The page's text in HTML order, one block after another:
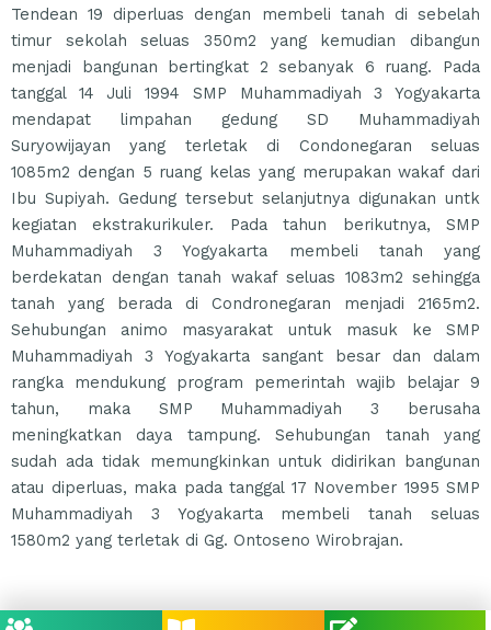
Tendean 19 diperluas dengan membeli tanah di sebelah
timur sekolah seluas 350m2 yang kemudian dibangun
menjadi bangunan bertingkat 2 sebanyak 6 ruang. Pada
tanggal 14 Juli 1994 SMP Muhammadiyah 3 Yogyakarta
mendapat limpahan gedung SD Muhammadiyah
Suryowijayan yang terletak di Condonegaran seluas
1085m2 dengan 5 ruang kelas yang merupakan wakaf dari
Ibu Supiyah. Gedung tersebut selanjutnya digunakan untk
kegiatan ekstrakurikuler. Pada tahun berikutnya, SMP
Muhammadiyah 3 Yogyakarta membeli tanah yang
berdekatan dengan tanah wakaf seluas 1083m2 sehingga
tanah yang berada di Condronegaran menjadi 2165m2.
Sehubungan animo masyarakat untuk masuk ke SMP
Muhammadiyah 3 Yogyakarta sangant besar dan dalam
rangka mendukung program pemerintah wajib belajar 9
tahun, maka SMP Muhammadiyah 3 berusaha
meningkatkan daya tampung. Sehubungan tanah yang
sudah ada tidak memungkinkan untuk didirikan bangunan
atau diperluas, maka pada tanggal 17 November 1995 SMP
Muhammadiyah 3 Yogyakarta membeli tanah seluas
1580m2 yang terletak di Gg. Ontoseno Wirobrajan.